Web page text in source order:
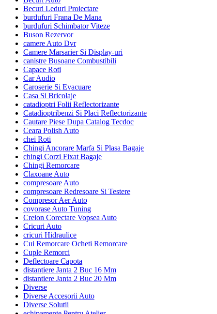
Becuri Leduri Proiectare
burdufuri Frana De Mana
burdufuri Schimbator Viteze
Buson Rezervor
camere Auto Dvr
Camere Marsarier Si Display-uri
canistre Busoane Combustibili
Capace Roti
Car Audio
Caroserie Si Evacuare
Casa Si Bricolaje
catadioptri Folii Reflectorizante
Catadioptribenzi Si Placi Reflectorizante
Cautare Piese Dupa Catalog Tecdoc
Ceara Polish Auto
chei Roti
Chingi Ancorare Marfa Si Plasa Bagaje
chingi Corzi Fixat Bagaje
Chingi Remorcare
Claxoane Auto
compresoare Auto
compresoare Redresoare Si Testere
Compresor Aer Auto
covorase Auto Tuning
Creion Corectare Vopsea Auto
Cricuri Auto
cricuri Hidraulice
Cui Remorcare Ocheti Remorcare
Cuple Remorci
Deflectoare Capota
distantiere Janta 2 Buc 16 Mm
distantiere Janta 2 Buc 20 Mm
Diverse
Diverse Accesorii Auto
Diverse Solutii